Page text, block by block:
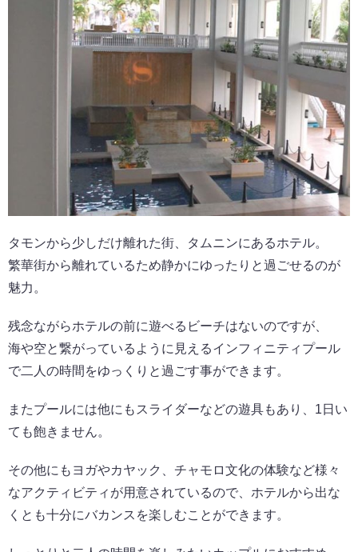
タモンから少しだけ離れた街、タムニンにあるホテル。
繁華街から離れているため静かにゆったりと過ごせるのが
魅力。
残念ながらホテルの前に遊べるビーチはないのですが、
海や空と繋がっているように見えるインフィニティプール
で二人の時間をゆっくりと過ごす事ができます。
またプールには他にもスライダーなどの遊具もあり、1日い
ても飽きません。
その他にもヨガやカヤック、チャモロ文化の体験など様々
なアクティビティが用意されているので、ホテルから出な
くとも十分にバカンスを楽しむことができます。